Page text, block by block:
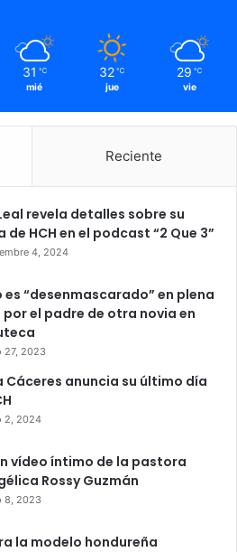
31 ℃
mié
32 ℃
jue
29 ℃
vie
Reciente
revela detalles sobre su
de HCH en el podcast “2 Que 3”
4, 2024
es “desenmascarado” en plena
el padre de otra novia en
27, 2023
Cáceres anuncia su último día
2, 2024
vídeo íntimo de la pastora
Rossy Guzmán
8, 2023
la modelo hondureña